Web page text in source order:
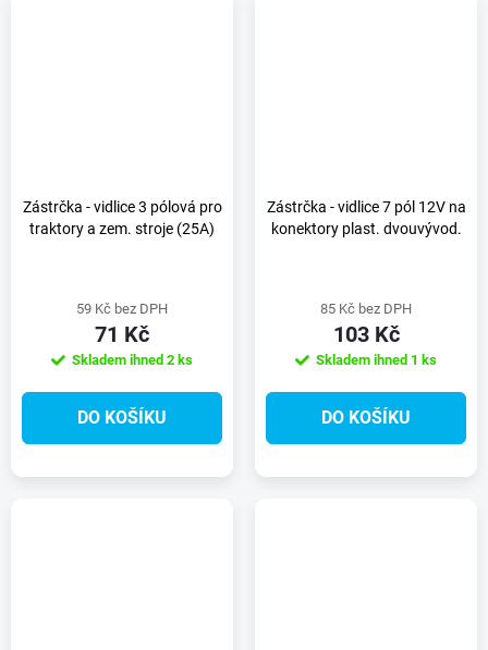
Zástrčka - vidlice 3 pólová pro
traktory a zem. stroje (25A)
59 Kč bez DPH
71 Kč
Skladem ihned 2 ks
DO KOŠÍKU
Zástrčka - vidlice 7 pól 12V na
konektory plast. dvouvývod.
85 Kč bez DPH
103 Kč
Skladem ihned 1 ks
DO KOŠÍKU